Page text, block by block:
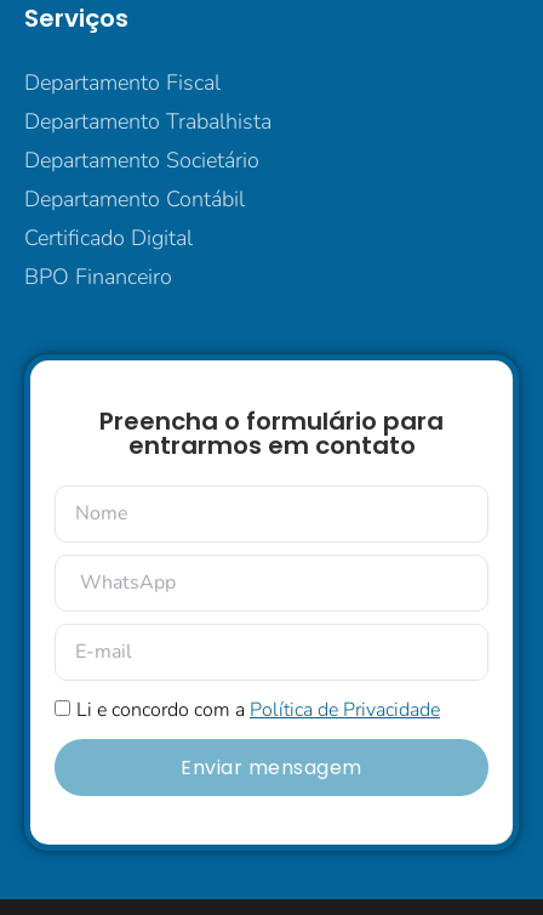
Serviços
Departamento Fiscal
Departamento Trabalhista
Departamento Societário
Departamento Contábil
Certificado Digital
BPO Financeiro
Preencha o formulário para
entrarmos em contato
Li e concordo com a Política de Privacidade
Enviar mensagem